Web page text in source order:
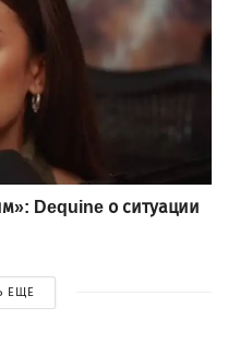
Dequine о ситуации
ЕЩЕ